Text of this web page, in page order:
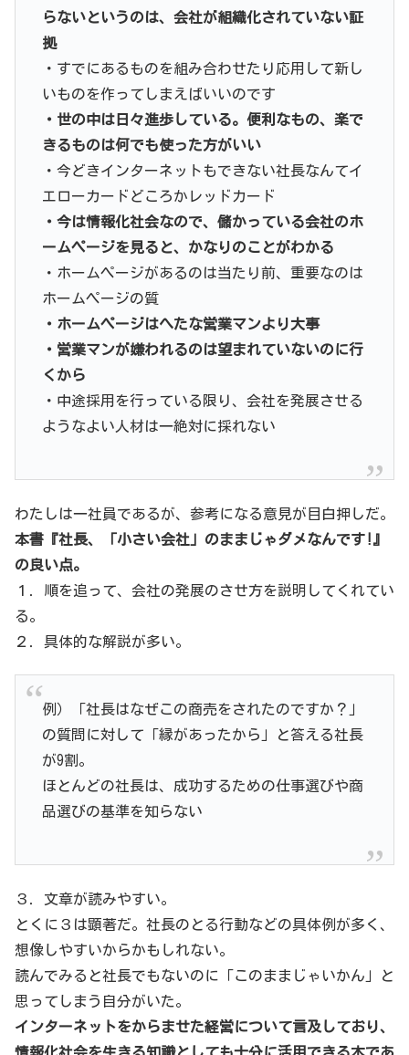
らないというのは、会社が組織化されていない証
拠
・すでにあるものを組み合わせたり応用して新し
いものを作ってしまえばいいのです
・世の中は日々進歩している。便利なもの、楽で
きるものは何でも使った方がいい
・今どきインターネットもできない社長なんてイ
エローカードどころかレッドカード
・今は情報化社会なので、儲かっている会社のホ
ームページを見ると、かなりのことがわかる
・ホームページがあるのは当たり前、重要なのは
ホームページの質
・ホームページはへたな営業マンより大事
・営業マンが嫌われるのは望まれていないのに行
くから
・中途採用を行っている限り、会社を発展させる
ようなよい人材は一絶対に採れない
わたしは一社員であるが、参考になる意見が目白押しだ。
本書『社長、「小さい会社」のままじゃダメなんです!』
の良い点。
１．順を追って、会社の発展のさせ方を説明してくれてい
る。
２．具体的な解説が多い。
例）「社長はなぜこの商売をされたのですか？」
の質問に対して「縁があったから」と答える社長
が9割。
ほとんどの社長は、成功するための仕事選びや商
品選びの基準を知らない
３．文章が読みやすい。
とくに３は顕著だ。社長のとる行動などの具体例が多く、
想像しやすいからかもしれない。
読んでみると社長でもないのに「このままじゃいかん」と
思ってしまう自分がいた。
インターネットをからませた経営について言及しており、
情報化社会を生きる知識としても十分に活用できる本であ